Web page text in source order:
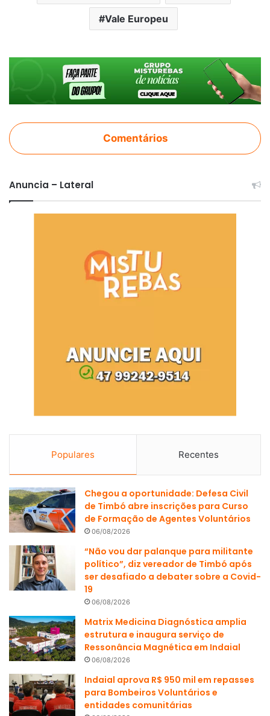
Vale Europeu
Comentários
Anuncia – Lateral
Populares Recentes
Chegou a oportunidade: Defesa Civil
de Timbó abre inscrições para Curso
de Formação de Agentes Voluntários
06/08/2026
“Não vou dar palanque para militante
político”, diz vereador de Timbó após
ser desafiado a debater sobre a Covid-
19
06/08/2026
Matrix Medicina Diagnóstica amplia
estrutura e inaugura serviço de
Ressonância Magnética em Indaial
06/08/2026
Indaial aprova R$ 950 mil em repasses
para Bombeiros Voluntários e
entidades comunitárias